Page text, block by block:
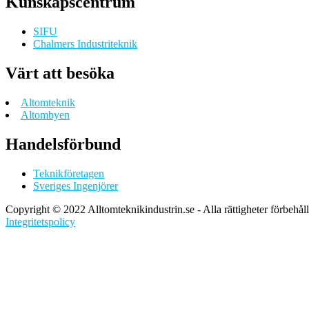
SIFU
Chalmers Industriteknik
Värt att besöka
Altomteknik
Altombyen
Handelsförbund
Teknikföretagen
Sveriges Ingenjörer
Copyright © 2022 Alltomteknikindustrin.se - Alla rättigheter
Integritetspolicy